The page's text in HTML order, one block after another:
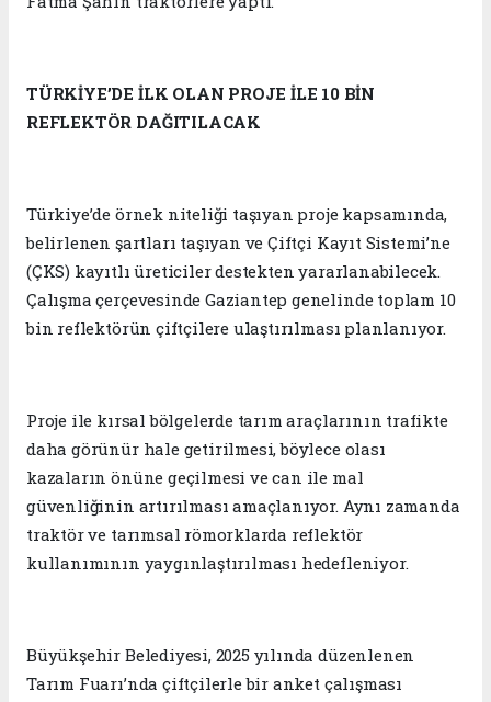
TÜRKİYE’DE İLK OLAN PROJE İLE 10 BİN
REFLEKTÖR DAĞITILACAK
Türkiye’de örnek niteliği taşıyan proje kapsamında,
belirlenen şartları taşıyan ve Çiftçi Kayıt Sistemi’ne
(ÇKS) kayıtlı üreticiler destekten yararlanabilecek.
Çalışma çerçevesinde Gaziantep genelinde toplam 10
bin reflektörün çiftçilere ulaştırılması planlanıyor.
Proje ile kırsal bölgelerde tarım araçlarının trafikte
daha görünür hale getirilmesi, böylece olası
kazaların önüne geçilmesi ve can ile mal
güvenliğinin artırılması amaçlanıyor. Aynı zamanda
traktör ve tarımsal römorklarda reflektör
kullanımının yaygınlaştırılması hedefleniyor.
Büyükşehir Belediyesi, 2025 yılında düzenlenen
Tarım Fuarı’nda çiftçilerle bir anket çalışması